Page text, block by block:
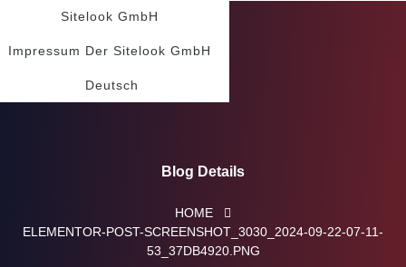
Sitelook GmbH
Impressum Der Sitelook GmbH
Deutsch
Blog Details
HOME
ELEMENTOR-POST-SCREENSHOT_3030_2024-09-22-07-11-
53_37DB4920.PNG